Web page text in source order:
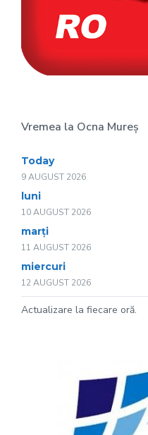
Vremea la Ocna Mureș
Today
9 AUGUST 2026
luni
10 AUGUST 2026
marți
11 AUGUST 2026
miercuri
12 AUGUST 2026
Actualizare la fiecare oră.